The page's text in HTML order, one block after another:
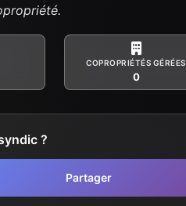
COPROPRIÉTÉS GÉRÉES
0
?
Partager